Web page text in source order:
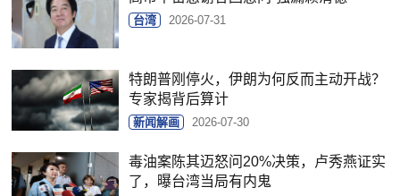
台湾 2026-07-31
特朗普刚停火，伊朗为何反而主动开战？
专家揭背后算计
新闻解画 2026-07-30
毒油案陈其迈怒问20%决策，卢秀燕证实
了，曝台湾当局有内鬼